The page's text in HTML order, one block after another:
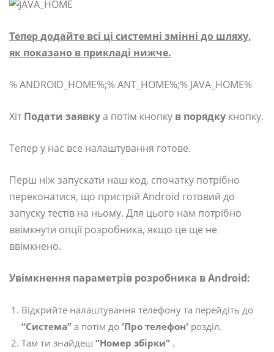
Тепер додайте всі ці системні змінні до шляху,
як показано в прикладі нижче.
% ANDROID_HOME%;% ANT_HOME%;% JAVA_HOME%
Хіт Подати заявкуа потім кнопку в порядку кнопку.
Тепер у нас все налаштування готове.
Перш ніж запускати наш код, спочатку потрібно
переконатися, що пристрій Android готовий до
запуску тестів на ньому. Для цього нам потрібно
ввімкнути опції розробника, якщо це ще не
ввімкнено.
Увімкнення параметрів розробника в Android:
Відкрийте налаштування телефону та перейдіть до
“Система” а потім до 'Про телефон' розділ.
Там ти знайдеш “Номер збірки” .